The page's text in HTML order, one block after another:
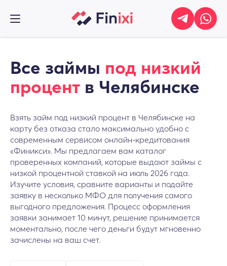
Все займы под низкий
процент в Челябинске
Взять займ под низкий процент в Челябинске на
карту без отказа стало максимально удобно с
современным сервисом онлайн-кредитования
«Финикси». Мы предлагаем вам каталог
проверенных компаний, которые выдают займы с
низкой процентной ставкой на июль 2026 года.
Изучите условия, сравните варианты и подайте
заявку в несколько МФО для получения самого
выгодного предложения. Процесс оформления
заявки занимает 10 минут, решение принимается
моментально, после чего деньги будут мгновенно
зачислены на ваш счет.